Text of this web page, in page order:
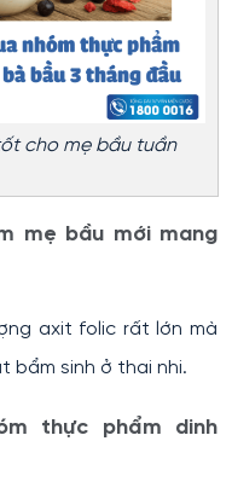
cho mẹ bầu tuần
mẹ bầu mới mang
axit folic rất lớn mà
bẩm sinh ở thai nhi.
thực phẩm dinh